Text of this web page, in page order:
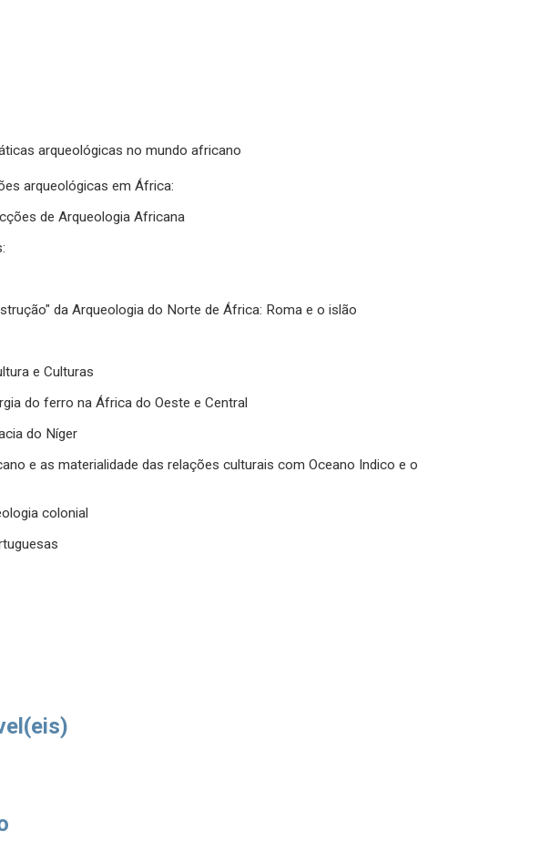
arqueológicas no mundo africano
arqueológicas em África:
de Arqueologia Africana
da Arqueologia do Norte de África: Roma e o islão
e Culturas
do ferro na África do Oeste e Central
do Níger
e as materialidade das relações culturais com Oceano Indico e o
colonial